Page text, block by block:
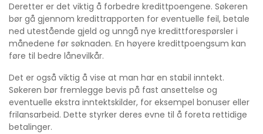
Deretter er det viktig å forbedre kredittpoengene. Søkeren
bør gå gjennom kredittrapporten for eventuelle feil, betale
ned utestående gjeld og unngå nye kredittforespørsler i
månedene før søknaden. En høyere kredittpoengsum kan
føre til bedre lånevilkår.
Det er også viktig å vise at man har en stabil inntekt.
Søkeren bør fremlegge bevis på fast ansettelse og
eventuelle ekstra inntektskilder, for eksempel bonuser eller
frilansarbeid. Dette styrker deres evne til å foreta rettidige
betalinger.